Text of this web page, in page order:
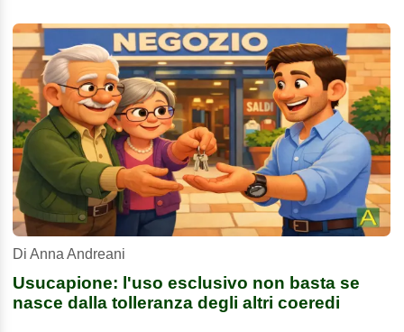
Di Anna Andreani
Usucapione: l'uso esclusivo non basta se
nasce dalla tolleranza degli altri coeredi